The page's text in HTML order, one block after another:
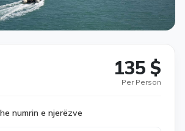
135 $
Per Person
numrin e njerëzve